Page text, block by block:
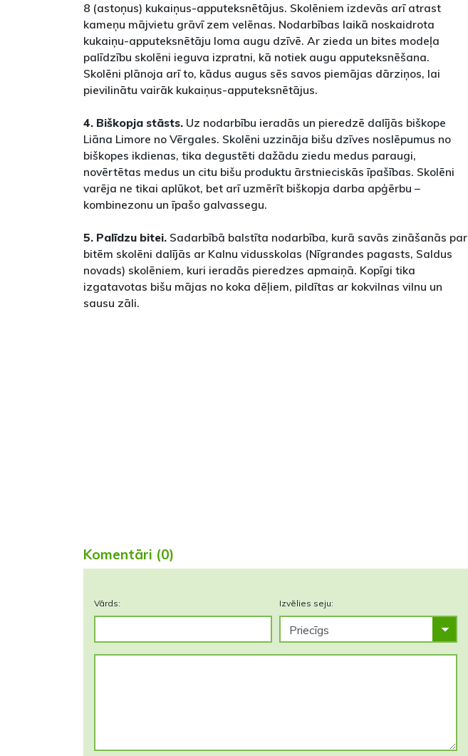
8 (astoņus) kukaiņus-apputeksnētājus. Skolēniem izdevās arī atrast
kameņu mājvietu grāvī zem velēnas. Nodarbības laikā noskaidrota
kukaiņu-apputeksnētāju loma augu dzīvē. Ar zieda un bites modeļa
palīdzību skolēni ieguva izpratni, kā notiek augu apputeksnēšana.
Skolēni plānoja arī to, kādus augus sēs savos piemājas dārziņos, lai
pievilinātu vairāk kukaiņus-apputeksnētājus.
4. Biškopja stāsts. Uz nodarbību ieradās un pieredzē dalījās biškope
Liāna Limore no Vērgales. Skolēni uzzināja bišu dzīves noslēpumus no
biškopes ikdienas, tika degustēti dažādu ziedu medus paraugi,
novērtētas medus un citu bišu produktu ārstnieciskās īpašības. Skolēni
varēja ne tikai aplūkot, bet arī uzmērīt biškopja darba apģērbu –
kombinezonu un īpašo galvassegu.
5. Palīdzu bitei. Sadarbībā balstīta nodarbība, kurā savās zināšanās par
bitēm skolēni dalījās ar Kalnu vidusskolas (Nīgrandes pagasts, Saldus
novads) skolēniem, kuri ieradās pieredzes apmaiņā. Kopīgi tika
izgatavotas bišu mājas no koka dēļiem, pildītas ar kokvilnas vilnu un
sausu zāli.
Komentāri (0)
Vārds: Izvēlies seju: